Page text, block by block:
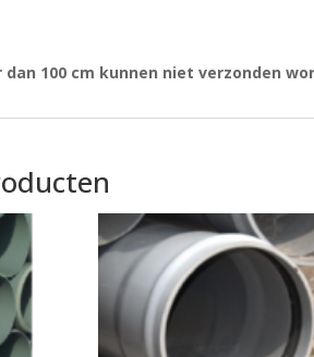
100 cm kunnen niet verzonden